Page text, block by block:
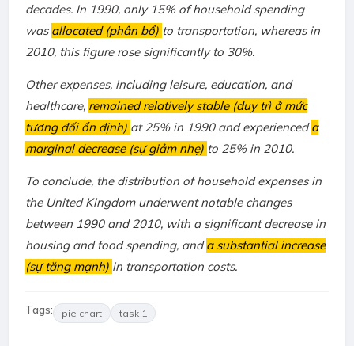
decades. In 1990, only 15% of household spending
was allocated (phân bổ) to transportation, whereas in
2010, this figure rose significantly to 30%.
Other expenses, including leisure, education, and
healthcare, remained relatively stable (duy trì ở mức
tương đối ổn định) at 25% in 1990 and experienceda
marginal decrease (sự giảm nhẹ) to 25% in 2010.
To conclude, the distribution of household expenses in
the United Kingdom underwent notable changes
between 1990 and 2010, with a significant decrease in
housing and food spending, anda substantial increase
(sự tăng mạnh) in transportation costs.
Tags: pie chart task 1